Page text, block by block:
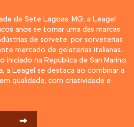
de Sete Lagoas, MG, a Leagel
anos se tornar uma das marcas
de sorvete, por sorveterias
mercado de gelaterias italianas.
iniciado na República de San Marino,
a Leagel se destaca ao combinar a
qualidade, com criatividade e